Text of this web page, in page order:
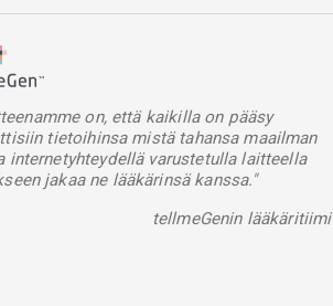
on, että kaikilla on pääsy
tietoihinsa mistä tahansa maailman
internetyhteydellä varustetulla laitteella
jakaa ne lääkärinsä kanssa."
tellmeGenin lääkäritiimi